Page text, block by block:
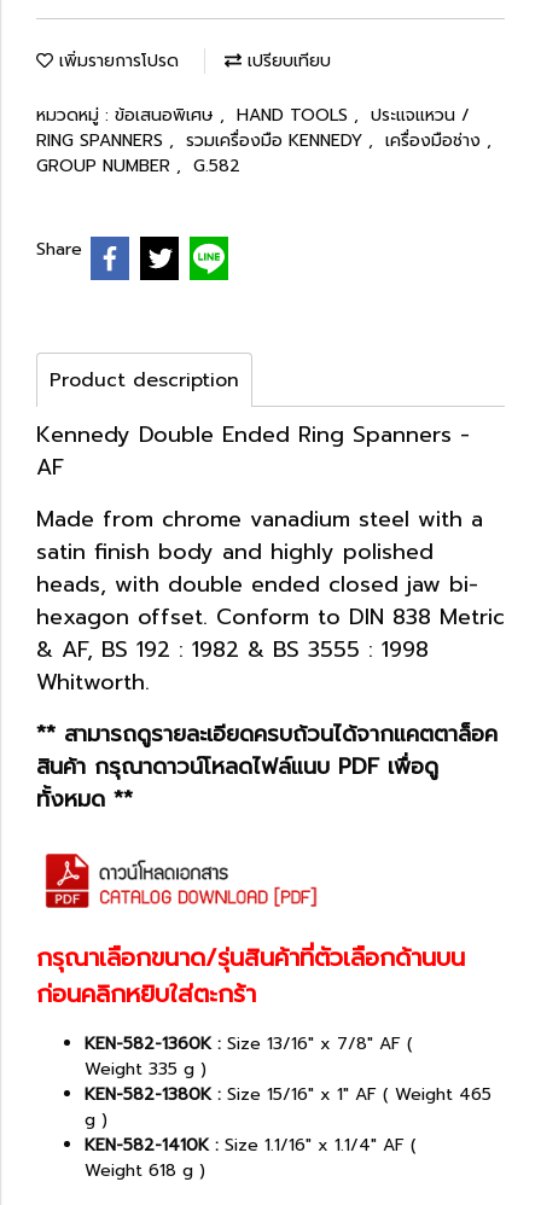
เพิ่มรายการโปรด เปรียบเทียบ
หมวดหมู่ : ข้อเสนอพิเศษ , HAND TOOLS , ประแจแหวน /
RING SPANNERS , รวมเครื่องมือ KENNEDY , เครื่องมือช่าง ,
GROUP NUMBER , G.582
Share
Product description
Kennedy Double Ended Ring Spanners -
AF
Made from chrome vanadium steel with a
satin finish body and highly polished
heads, with double ended closed jaw bi-
hexagon offset. Conform to DIN 838 Metric
& AF, BS 192 : 1982 & BS 3555 : 1998
Whitworth.
** สามารถดูรายละเอียดครบถ้วนได้จากแคตตาล็อค
สินค้า กรุณาดาวน์โหลดไฟล์แนบ PDF เพื่อดู
ทั้งหมด **
กรุณาเลือกขนาด/รุ่นสินค้าที่ตัวเลือกด้านบน
ก่อนคลิกหยิบใส่ตะกร้า
KEN-582-1360K : Size 13/16" x 7/8" AF (
Weight 335 g )
KEN-582-1380K : Size 15/16" x 1" AF ( Weight 465
g )
KEN-582-1410K : Size 1.1/16" x 1.1/4" AF (
Weight 618 g )